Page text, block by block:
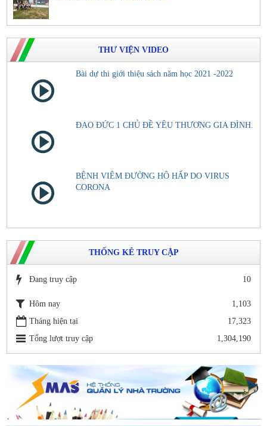
THƯ VIỆN VIDEO
Bài dự thi giới thiệu sách năm học 2021 -2022
ĐAO ĐỨC 1 CHỦ ĐỀ YÊU THƯƠNG GIA ĐÌNH.
BỆNH VIÊM ĐƯỜNG HÔ HẤP DO VIRUS
CORONA
THỐNG KÊ TRUY CẬP
Đang truy cập 10
Hôm nay
1,103
Tháng hiện tại
17,323
Tổng lượt truy cập
1,304,190